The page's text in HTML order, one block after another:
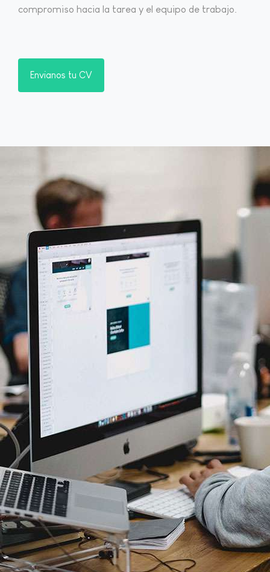
compromiso hacia la tarea y el equipo de trabajo.
Envianos tu CV